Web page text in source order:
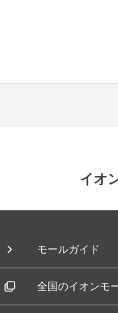
イオ
モールガイド
全国のイオンモ